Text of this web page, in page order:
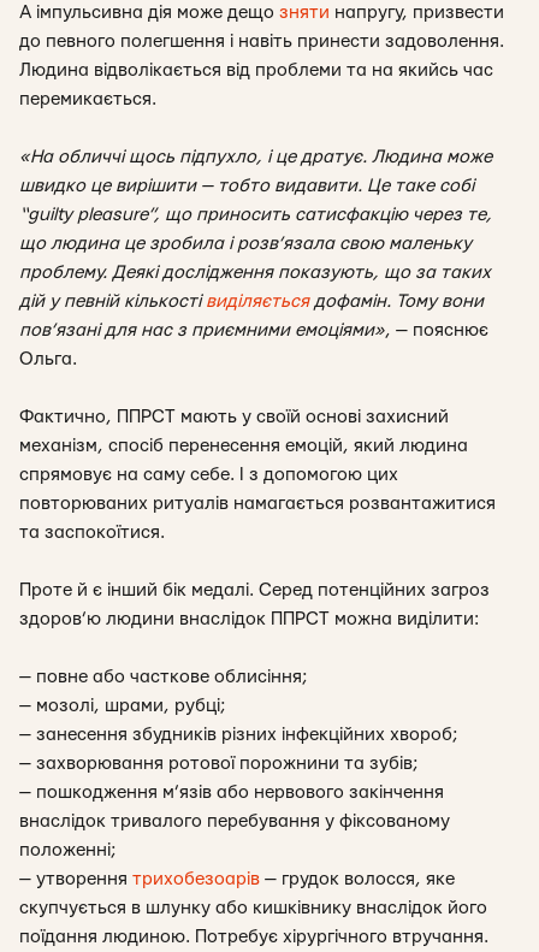
А імпульсивна дія може дещо зняти напругу, призвести
до певного полегшення і навіть принести задоволення.
Людина відволікається від проблеми та на якийсь час
перемикається.
«На обличчі щось підпухло, і це дратує. Людина може
швидко це вирішити — тобто видавити. Це таке собі
“guilty pleasure”, що приносить сатисфакцію через те,
що людина це зробила і розв’язала свою маленьку
проблему. Деякі дослідження показують, що за таких
дій у певній кількості виділяєтьсядофамін. Тому вони
пов’язані для нас з приємними емоціями», — пояснює
Ольга.
Фактично, ППРСТ мають у своїй основі захисний
механізм, спосіб перенесення емоцій, який людина
спрямовує на саму себе.
І з допомогою цих
повторюваних ритуалів намагається розвантажитися
та заспокоїтися.
Проте й є інший бік медалі. Серед потенційних загроз
здоров’ю людини внаслідок ППРСТ можна виділити:
— повне або часткове облисіння;
— мозолі, шрами, рубці;
— занесення збудників різних інфекційних хвороб;
— захворювання ротової порожнини та зубів;
— пошкодження м’язів або нервового закінчення
внаслідок тривалого перебування у фіксованому
положенні;
— утворення трихобезоарів — грудок волосся, яке
скупчується в шлунку або кишківнику внаслідок його
поїдання людиною. Потребує хірургічного втручання.